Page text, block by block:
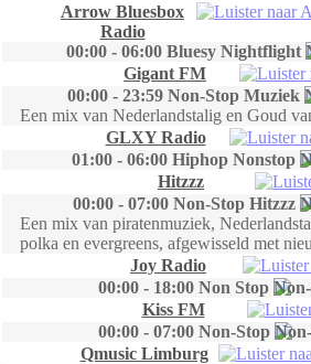
Arrow Bluesbox
Radio
00:00 - 06:00 Bluesy Nightflight
Gigant FM
00:00 - 23:59 Non-Stop Muziek
Een mix van Nederlandstalig en Goud
GLXY Radio
01:00 - 06:00 Hiphop Nonstop
Hitzzz
00:00 - 07:00 Non-Stop Hitzzz
Een mix van piratenmuziek,
polka en evergreens, afgewisseld met
Joy Radio
00:00 - 18:00 Non Stop
Kiss FM
00:00 - 07:00 Non-Stop
Qmusic Limburg